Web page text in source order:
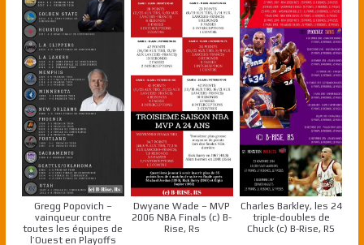
Gregg Popovich –
vainqueur contre
toutes les équipes de
l’Ouest en Playoffs
Dwyane Wade – MVP
2006 NBA Finals (c) B-
Rise, Rs
Charles Barkley, les 24
triple-doubles de
Chuck (c) B-Rise, RS